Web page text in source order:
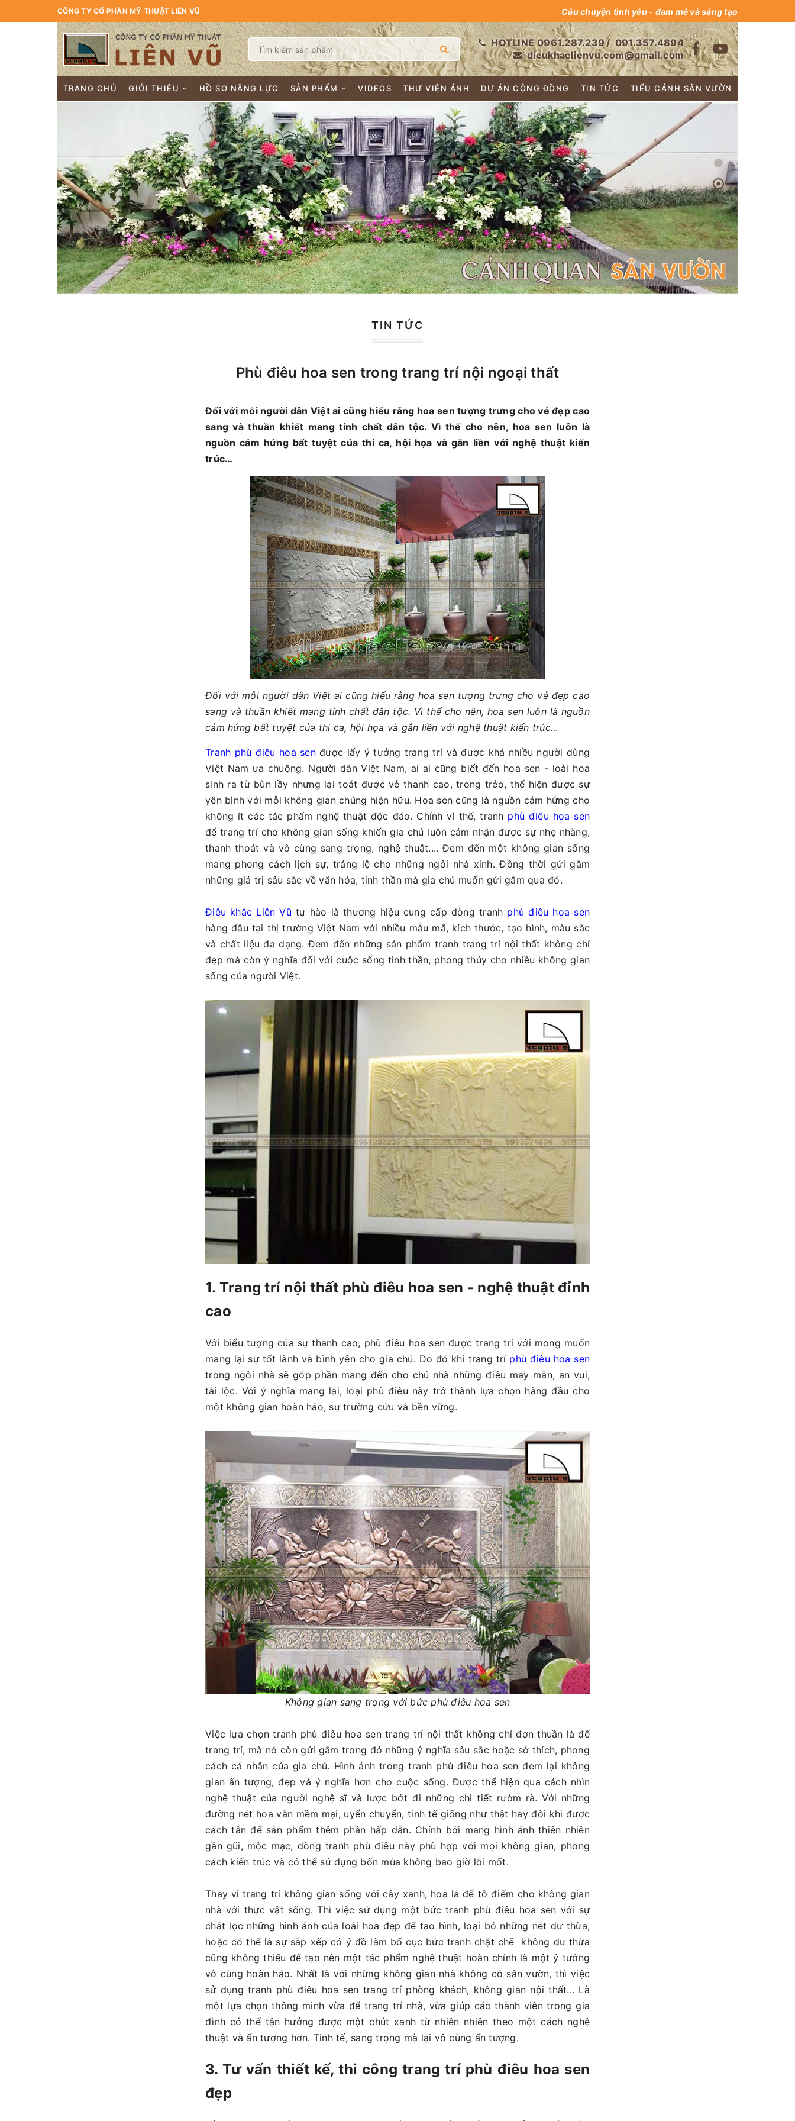
CÔNG TY CỔ PHẦN MỸ THUẬT LIÊN VŨ Câu chuyện tình yêu - đam mê và sáng tạo
HOTLINE 0961.287.239/ 091.357.4894
dieukhaclienvu.com@gmail.com
TRANG CHỦ GIỚI THIỆU HỒ SƠ NĂNG LỰC SẢN PHẨM VIDEOS THƯ VIỆN ẢNH DỰ ÁN CỘNG ĐỒNG TIN TỨC TIỂU CẢNH SÂN VƯỜN
TIN TỨC
Phù điêu hoa sen trong trang trí nội ngoại thất
Đối với mỗi người dân Việt ai cũng hiểu rằng hoa sen tượng trưng cho vẻ đẹp cao
sang và thuần khiết mang tính chất dân tộc. Vì thế cho nên, hoa sen luôn là
nguồn cảm hứng bất tuyệt của thi ca, hội họa và gắn liền với nghệ thuật kiến
trúc…
Đối với mỗi người dân Việt ai cũng hiểu rằng hoa sen tượng trưng cho vẻ đẹp cao
sang và thuần khiết mang tính chất dân tộc. Vì thế cho nên, hoa sen luôn là nguồn
cảm hứng bất tuyệt của thi ca, hội họa và gắn liền với nghệ thuật kiến trúc…
Tranh phù điêu hoa senđược lấy ý tưởng trang trí và được khá nhiều người dùng
Việt Nam ưa chuộng. Người dân Việt Nam, ai ai cũng biết đến hoa sen - loài hoa
sinh ra từ bùn lầy nhưng lại toát được vẻ thanh cao, trong trẻo, thể hiện được sự
yên bình với mỗi không gian chúng hiện hữu. Hoa sen cũng là nguồn cảm hứng cho
không ít các tác phẩm nghệ thuật độc đáo. Chính vì thế, tranh phù điêu hoa sen
để trang trí cho không gian sống khiến gia chủ luôn cảm nhận được sự nhẹ nhàng,
thanh thoát và vô cùng sang trọng, nghệ thuật.... Đem đến một không gian sống
mang phong cách lịch sự, tráng lệ cho những ngôi nhà xinh. Đồng thời gửi gắm
những giá trị sâu sắc về văn hóa, tinh thần mà gia chủ muốn gửi gắm qua đó.
Điêu khắc Liên Vũ tự hào là thương hiệu cung cấp dòng tranh phù điêu hoa sen
hàng đầu tại thị trường Việt Nam với nhiều mẫu mã, kích thước, tạo hình, màu sắc
và chất liệu đa dạng. Đem đến những sản phẩm tranh trang trí nội thất không chỉ
đẹp mà còn ý nghĩa đối với cuộc sống tinh thần, phong thủy cho nhiều không gian
sống của người Việt.
1. Trang trí nội thất phù điêu hoa sen - nghệ thuật đỉnh
cao
Với biểu tượng của sự thanh cao, phù điêu hoa sen được trang trí với mong muốn
mang lại sự tốt lành và bình yên cho gia chủ. Do đó khi trang trí phù điêu hoa sen
trong ngôi nhà sẽ góp phần mang đến cho chủ nhà những điều may mắn, an vui,
tài lộc. Với ý nghĩa mang lại, loại phù điêu này trở thành lựa chọn hàng đầu cho
một không gian hoàn hảo, sự trường cửu và bền vững.
Không gian sang trọng với bức phù điêu hoa sen
Việc lựa chọn tranh phù điêu hoa sen trang trí nội thất không chỉ đơn thuần là để
trang trí, mà nó còn gửi gắm trong đó những ý nghĩa sâu sắc hoặc sở thích, phong
cách cá nhân của gia chủ. Hình ảnh trong tranh phù điêu hoa sen đem lại không
gian ấn tượng, đẹp và ý nghĩa hơn cho cuộc sống. Được thể hiện qua cách nhìn
nghệ thuật của người nghệ sĩ và lược bớt đi những chi tiết rườm rà. Với những
đường nét hoa văn mềm mại, uyển chuyển, tinh tế giống như thật hay đôi khi được
cách tân để sản phẩm thêm phần hấp dẫn. Chính bởi mang hình ảnh thiên nhiên
gần gũi, mộc mạc, dòng tranh phù điêu này phù hợp với mọi không gian, phong
cách kiến trúc và có thể sử dụng bốn mùa không bao giờ lỗi mốt.
Thay vì trang trí không gian sống với cây xanh, hoa lá để tô điểm cho không gian
nhà với thực vật sống. Thì việc sử dụng một bức tranh phù điêu hoa sen với sự
chắt lọc những hình ảnh của loài hoa đẹp để tạo hình, loại bỏ những nét dư thừa,
hoặc có thể là sự sắp xếp có ý đồ làm bố cục bức tranh chặt chẽ không dư thừa
cũng không thiếu để tạo nên một tác phẩm nghệ thuật hoàn chỉnh là một ý tưởng
vô cùng hoàn hảo. Nhất là với những không gian nhà không có sân vườn, thì việc
sử dụng tranh phù điêu hoa sen trang trí phòng khách, không gian nội thất... Là
một lựa chọn thông minh vừa để trang trí nhà, vừa giúp các thành viên trong gia
đình có thể tận hưởng được một chút xanh từ nhiên nhiên theo một cách nghệ
thuật và ấn tượng hơn. Tinh tế, sang trọng mà lại vô cùng ấn tượng.
3. Tư vấn thiết kế, thi công trang trí phù điêu hoa sen
đẹp